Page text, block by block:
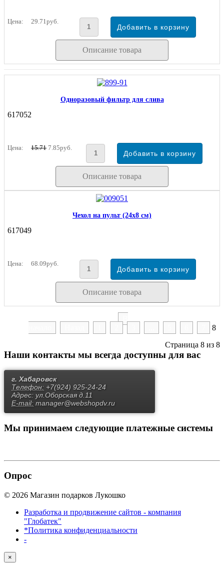
Цена: 29.71руб.
Описание товара
Одноразовый фильтр для слива
617052
Цена: 15.71 7.85руб.
Описание товара
Чехол на пульт (24х8 см)
617049
Цена: 68.09руб.
Описание товара
8
Страница 8 из 8
Наши контакты мы всегда доступны для вас
г. Хабаровск
Телефон: +7(924) 925-24-24
Адрес: ул.Оборская д.11
E-mail: manager@webshopdv.ru
Мы принимаем следующие платежные системы
Опрос
© 2026 Магазин подарков Лукошко
Разработка и продвижение сайтов - компания
"Глобатек"
*Политика конфиденциальности
-
×